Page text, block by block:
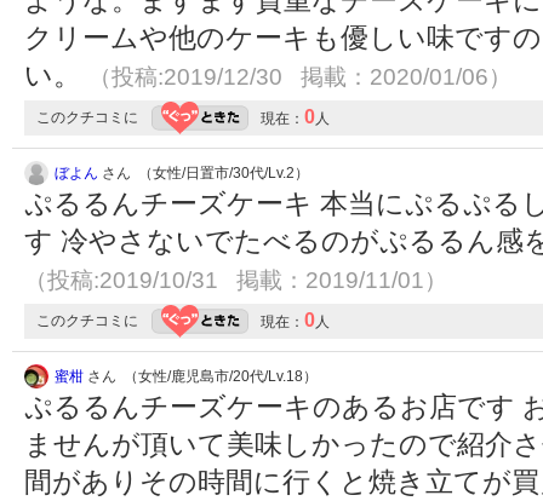
クリームや他のケーキも優しい味です
い。
（投稿:2019/12/30 掲載：2020/01/06）
このクチコミに 現在： 0人
ぼよん さん （女性/日置市/30代/Lv.2）
ぷるるんチーズケーキ 本当にぷるぷる
す 冷やさないでたべるのがぷるるん感
（投稿:2019/10/31 掲載：2019/11/01）
このクチコミに 現在： 0人
蜜柑 さん （女性/鹿児島市/20代/Lv.18）
ぷるるんチーズケーキのあるお店です
ませんが頂いて美味しかったので紹介
間がありその時間に行くと焼き立てが